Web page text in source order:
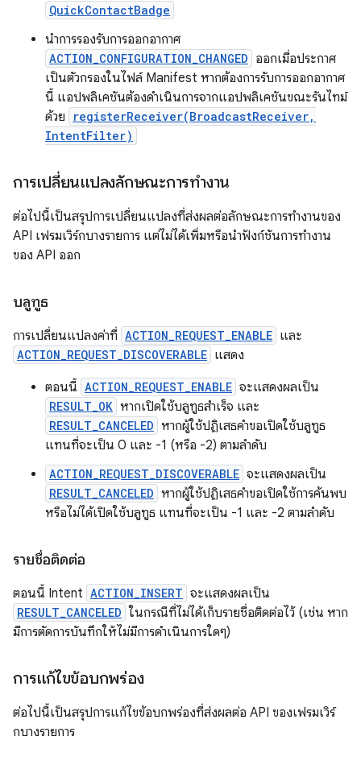
QuickContactBadge
นำการรองรับการออกอากาศ
ACTION_CONFIGURATION_CHANGED ออกเมื่อประกาศ
เป็นตัวกรองในไฟล์ Manifest หากต้องการรับการออกอากาศ
นี้ แอปพลิเคชันต้องดำเนินการจากแอปพลิเคชันขณะรันไทม์
ด้วย
registerReceiver(BroadcastReceiver,
IntentFilter)
การเปลี่ยนแปลงลักษณะการทำงาน
ต่อไปนี้เป็นสรุปการเปลี่ยนแปลงที่ส่งผลต่อลักษณะการทํางานของ
API เฟรมเวิร์กบางรายการ แต่ไม่ได้เพิ่มหรือนําฟังก์ชันการทํางาน
ของ API ออก
บลูทูธ
การเปลี่ยนแปลงค่าที่ ACTION_REQUEST_ENABLE และ
ACTION_REQUEST_DISCOVERABLE แสดง
ตอนนี้ ACTION_REQUEST_ENABLE จะแสดงผลเป็น
RESULT_OK หากเปิดใช้บลูทูธสําเร็จ และ
RESULT_CANCELED หากผู้ใช้ปฏิเสธคําขอเปิดใช้บลูทูธ
แทนที่จะเป็น 0 และ -1 (หรือ -2) ตามลําดับ
ACTION_REQUEST_DISCOVERABLE จะแสดงผลเป็น
RESULT_CANCELED หากผู้ใช้ปฏิเสธคำขอเปิดใช้การค้นพบ
หรือไม่ได้เปิดใช้บลูทูธ แทนที่จะเป็น -1 และ -2 ตามลำดับ
รายชื่อติดต่อ
ตอนนี้ Intent ACTION_INSERT จะแสดงผลเป็น
RESULT_CANCELED ในกรณีที่ไม่ได้เก็บรายชื่อติดต่อไว้ (เช่น หาก
มีการตัดการบันทึกให้ไม่มีการดำเนินการใดๆ)
การแก้ไขข้อบกพร่อง
ต่อไปนี้เป็นสรุปการแก้ไขข้อบกพร่องที่ส่งผลต่อ API ของเฟรมเวิร์
กบางรายการ